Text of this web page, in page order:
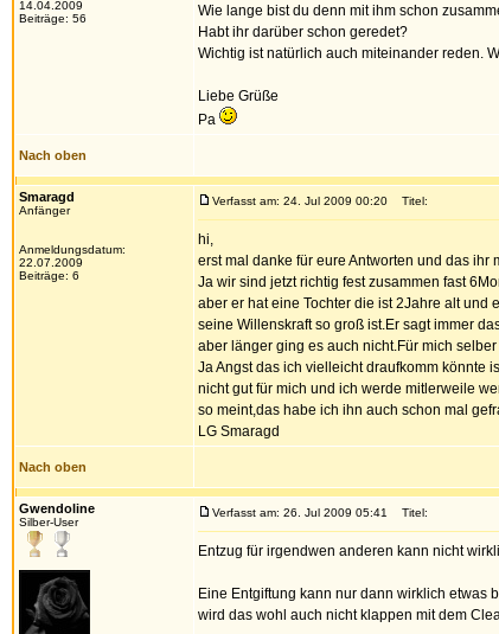
14.04.2009
Beiträge: 56
Wie lange bist du denn mit ihm schon
Habt ihr darüber schon geredet?
Wichtig ist natürlich auch miteinander reden.
Liebe Grüße
Pa
Nach oben
Smaragd
Anfänger
Anmeldungsdatum:
22.07.2009
Beiträge: 6
Verfasst am: 24. Jul 2009 00:20 Titel:
hi,
erst mal danke für eure Antworten und das ihr
Ja wir sind jetzt richtig fest zusammen fast
aber er hat eine Tochter die ist 2Jahre alt und
seine Willenskraft so groß ist.Er sagt immer
aber länger ging es auch nicht.Für mich
Ja Angst das ich vielleicht draufkomm könnte
nicht gut für mich und ich werde mitlerweile
so meint,das habe ich ihn auch schon mal
LG Smaragd
Nach oben
Gwendoline
Silber-User
Verfasst am: 26. Jul 2009 05:41 Titel:
Entzug für irgendwen anderen kann nicht
Eine Entgiftung kann nur dann wirklich etwas
wird das wohl auch nicht klappen mit dem